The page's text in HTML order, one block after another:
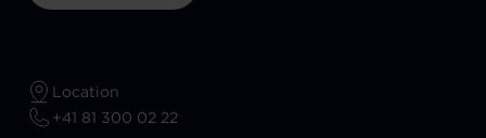
Location
+41 81 300 02 22